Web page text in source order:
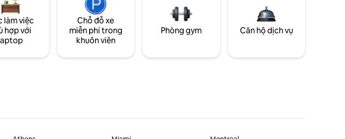
làm việc
hợp với
Chỗ đỗ xe
miễn phí trong
khuôn viên
Phòng gym Căn hộ dịch vụ